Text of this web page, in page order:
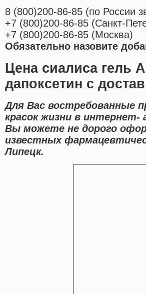
8 (800)200-86-85 (по России
+7 (800)200-86-85 (Санкт-
+7 (800)200-86-85 (Москва)
Обязательно назовите
Цена сиалиса гель
дапоксетин с
Для Вас востребованные
красок жизни в
Вы можете не дорого
известных
Липецк.